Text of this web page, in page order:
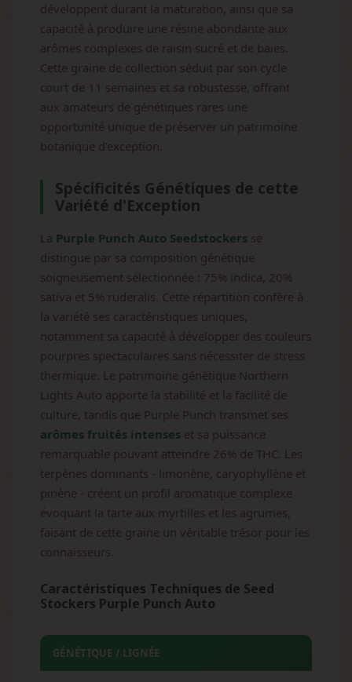
développent durant la maturation, ainsi que sa
capacité à produire une résine abondante aux
arômes complexes de raisin sucré et de baies.
Cette graine de collection séduit par son cycle
court de 11 semaines et sa robustesse, offrant
aux amateurs de génétiques rares une
opportunité unique de préserver un patrimoine
botanique d'exception.
Spécificités Génétiques de cette
Variété d'Exception
La Purple Punch Auto Seedstockers se
distingue par sa composition génétique
soigneusement sélectionnée : 75% indica, 20%
sativa et 5% ruderalis. Cette répartition confère à
la variété ses caractéristiques uniques,
notamment sa capacité à développer des couleurs
pourpres spectaculaires sans nécessiter de stress
thermique. Le patrimoine génétique Northern
Lights Auto apporte la stabilité et la facilité de
culture, tandis que Purple Punch transmet ses
arômes fruités intenses et sa puissance
remarquable pouvant atteindre 26% de THC. Les
terpènes dominants - limonène, caryophyllène et
pinène - créent un profil aromatique complexe
évoquant la tarte aux myrtilles et les agrumes,
faisant de cette graine un véritable trésor pour les
connaisseurs.
Caractéristiques Techniques de Seed
Stockers Purple Punch Auto
GÉNÉTIQUE / LIGNÉE